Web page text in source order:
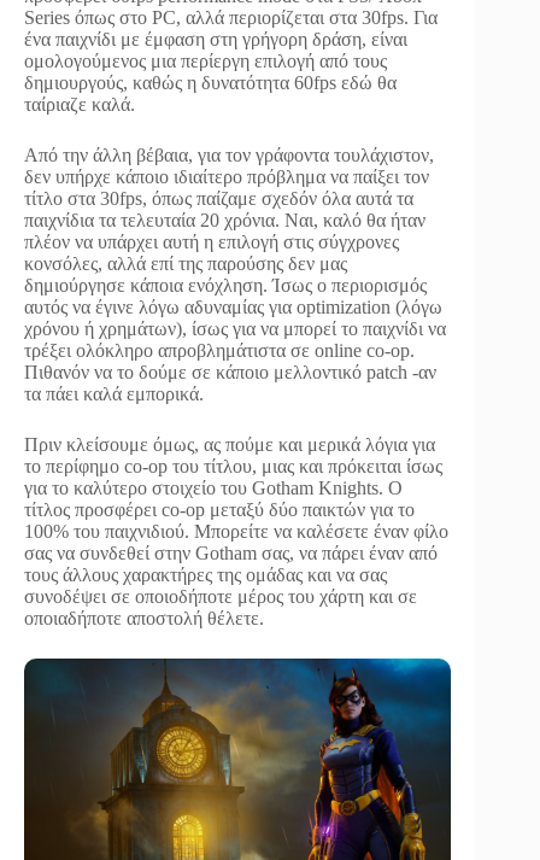
Series όπως στο PC, αλλά περιορίζεται στα 30fps. Για
ένα παιχνίδι με έμφαση στη γρήγορη δράση, είναι
ομολογούμενος μια περίεργη επιλογή από τους
δημιουργούς, καθώς η δυνατότητα 60fps εδώ θα
ταίριαζε καλά.
Από την άλλη βέβαια, για τον γράφοντα τουλάχιστον,
δεν υπήρχε κάποιο ιδιαίτερο πρόβλημα να παίξει τον
τίτλο στα 30fps, όπως παίζαμε σχεδόν όλα αυτά τα
παιχνίδια τα τελευταία 20 χρόνια. Ναι, καλό θα ήταν
πλέον να υπάρχει αυτή η επιλογή στις σύγχρονες
κονσόλες, αλλά επί της παρούσης δεν μας
δημιούργησε κάποια ενόχληση. Ίσως ο περιορισμός
αυτός να έγινε λόγω αδυναμίας για optimization (λόγω
χρόνου ή χρημάτων), ίσως για να μπορεί το παιχνίδι να
τρέξει ολόκληρο απροβλημάτιστα σε online co-op.
Πιθανόν να το δούμε σε κάποιο μελλοντικό patch -αν
τα πάει καλά εμπορικά.
Πριν κλείσουμε όμως, ας πούμε και μερικά λόγια για
το περίφημο co-op του τίτλου, μιας και πρόκειται ίσως
για το καλύτερο στοιχείο του Gotham Knights. O
τίτλος προσφέρει co-op μεταξύ δύο παικτών για το
100% του παιχνιδιού. Μπορείτε να καλέσετε έναν φίλο
σας να συνδεθεί στην Gotham σας, να πάρει έναν από
τους άλλους χαρακτήρες της ομάδας και να σας
συνοδέψει σε οποιοδήποτε μέρος του χάρτη και σε
οποιαδήποτε αποστολή θέλετε.